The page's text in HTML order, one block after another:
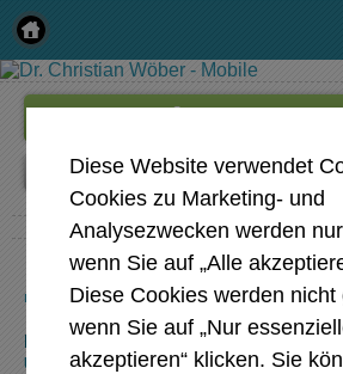
Achtung die Hotline mit der Nummer
mehr gültig!
KONTAKT
Univ. Prof. Dr. Wöber Christian
Diese Website verwendet
Cookies zu Marketing- und
Analysezwecken werden
wenn Sie auf „Alle
Diese Cookies werden nicht
wenn Sie auf „Nur
akzeptieren“ klicken. Sie